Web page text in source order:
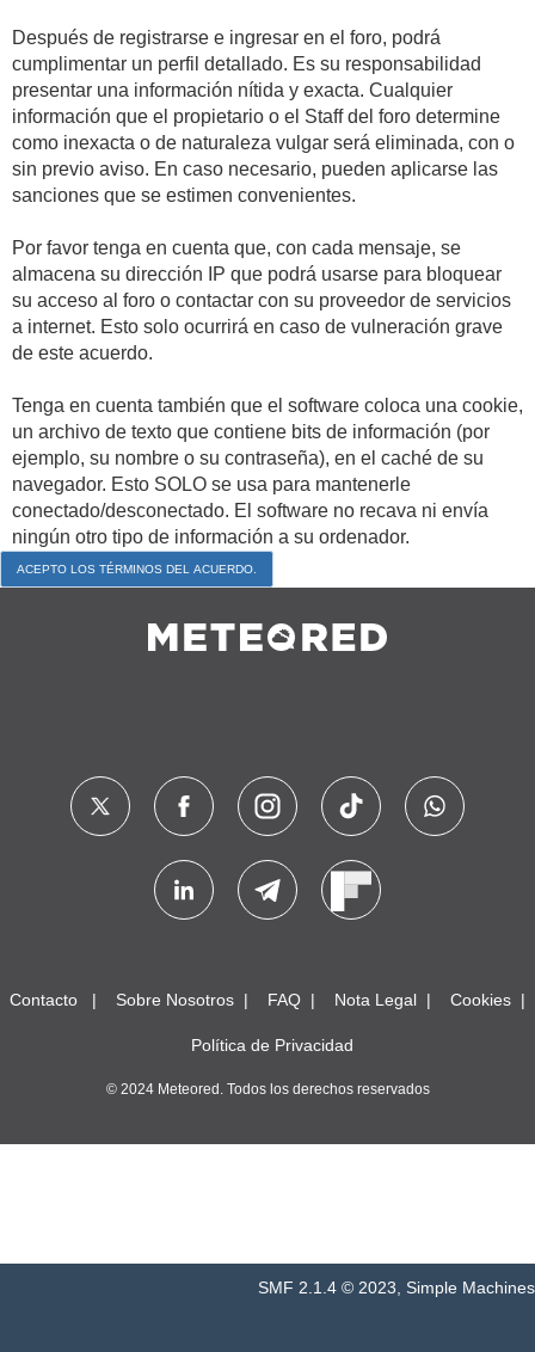
Después de registrarse e ingresar en el foro, podrá
cumplimentar un perfil detallado. Es su responsabilidad
presentar una información nítida y exacta. Cualquier
información que el propietario o el Staff del foro determine
como inexacta o de naturaleza vulgar será eliminada, con o
sin previo aviso. En caso necesario, pueden aplicarse las
sanciones que se estimen convenientes.
Por favor tenga en cuenta que, con cada mensaje, se
almacena su dirección IP que podrá usarse para bloquear
su acceso al foro o contactar con su proveedor de servicios
a internet. Esto solo ocurrirá en caso de vulneración grave
de este acuerdo.
Tenga en cuenta también que el software coloca una cookie,
un archivo de texto que contiene bits de información (por
ejemplo, su nombre o su contraseña), en el caché de su
navegador. Esto SOLO se usa para mantenerle
conectado/desconectado. El software no recava ni envía
ningún otro tipo de información a su ordenador.
Contacto Sobre Nosotros FAQ Nota Legal Cookies
Política de Privacidad
© 2024 Meteored. Todos los derechos reservados
SMF 2.1.4 © 2023 Simple Machines